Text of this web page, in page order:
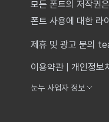
모든 폰트의 저작권
폰트 사용에 대한 라
제휴 및 광고 문의
이용약관
개인정보
눈누 사업자 정보